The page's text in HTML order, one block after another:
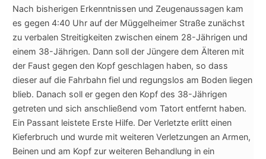
Nach bisherigen Erkenntnissen und Zeugenaussagen kam
es gegen 4:40 Uhr auf der Müggelheimer Straße zunächst
zu verbalen Streitigkeiten zwischen einem 28-Jährigen und
einem 38-Jährigen. Dann soll der Jüngere dem Älteren mit
der Faust gegen den Kopf geschlagen haben, so dass
dieser auf die Fahrbahn fiel und regungslos am Boden liegen
blieb. Danach soll er gegen den Kopf des 38-Jährigen
getreten und sich anschließend vom Tatort entfernt haben.
Ein Passant leistete Erste Hilfe. Der Verletzte erlitt einen
Kieferbruch und wurde mit weiteren Verletzungen an Armen,
Beinen und am Kopf zur weiteren Behandlung in ein